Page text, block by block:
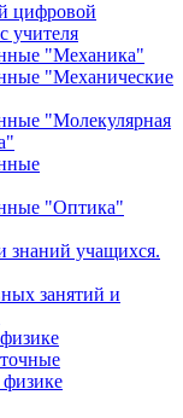
цифровой
учителя
"Механика"
"Механические
"Молекулярная
"Оптика"
знаний учащихся.
занятий и